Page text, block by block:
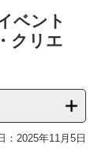
ベント
クリエ
：2025年11月5日